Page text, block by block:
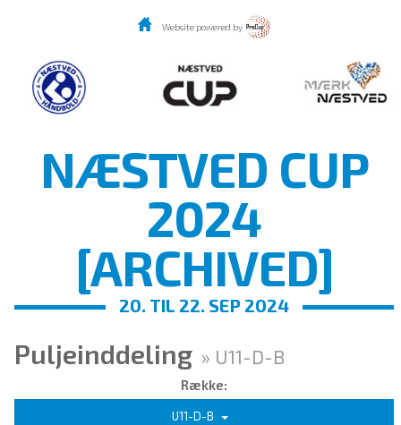
Website powered by
NÆSTVED CUP
2024
[ARCHIVED]
20. TIL 22. SEP 2024
Puljeinddeling » U11-D-B
Række:
U11-D-B